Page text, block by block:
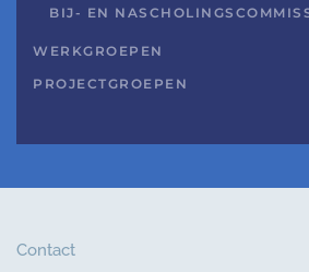
BIJ- EN
WERKGROEPEN
PROJECTGROEPEN
Contact